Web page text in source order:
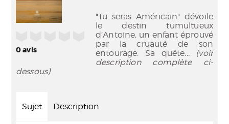
0avis
"Tu seras Américain" dévoile
le destin tumultueux
d’Antoine, un enfant éprouvé
par la cruauté de son
entourage. Sa quête... (voir
description complète ci-
dessous)
Sujet Description